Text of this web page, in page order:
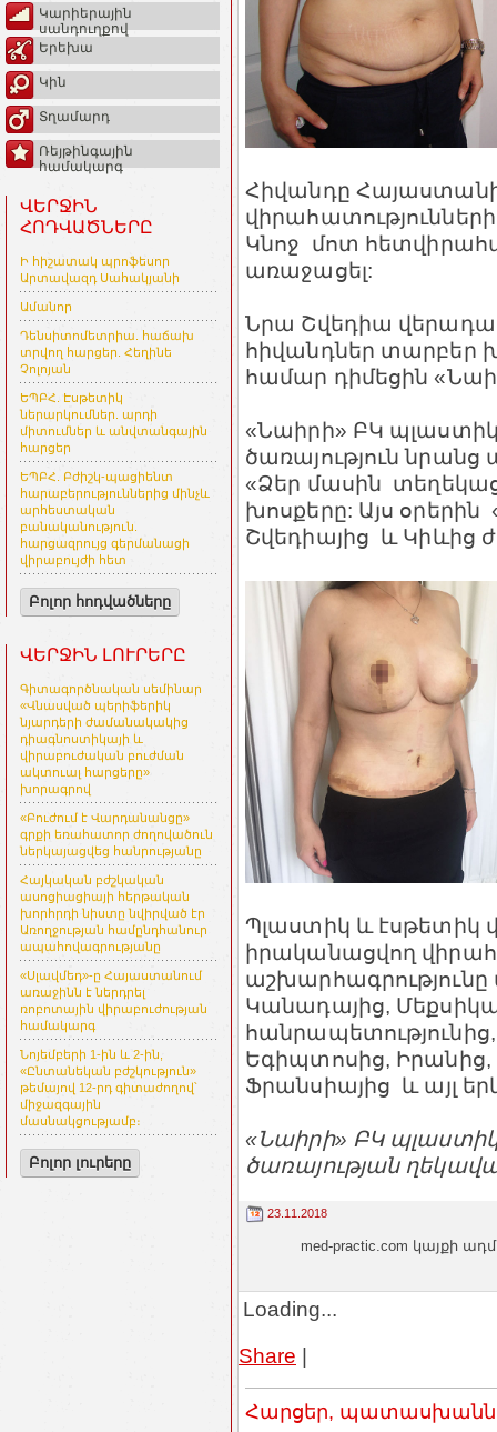
Կարիերային
սանդուղքով
Երեխա
Կին
Տղամարդ
Ռեյթինգային
համակարգ
ՎԵՐՋԻՆ
ՀՈԴՎԱԾՆԵՐԸ
Ի հիշատակ պրոֆեսոր
Արտավազդ Սահակյանի
Ամանոր
Դենսիտոմետրիա. հաճախ
տրվող հարցեր. Հեղինե
Չոլոյան
ԵՊԲՀ. Էսթետիկ
ներարկումներ. արդի
միտումներ և անվտանգային
հարցեր
ԵՊԲՀ. Բժիշկ-պացիենտ
հարաբերություններից մինչև
արհեստական
բանականություն.
հարցազրույց գերմանացի
վիրաբույժի հետ
Բոլոր հոդվածները
ՎԵՐՋԻՆ ԼՈՒՐԵՐԸ
Գիտագործնական սեմինար
«Վնասված պերիֆերիկ
նյարդերի ժամանակակից
դիագնոստիկայի և
վիրաբուժական բուժման
ակտուալ հարցերը»
խորագրով
«Բուժում է Վարդանանցը»
գրքի եռահատոր ժողովածուն
ներկայացվեց հանրությանը
Հայկական բժշկական
ասոցիացիայի հերթական
խորհրդի նիստը նվիրված էր
Առողջության համընդհանուր
ապահովագրությանը
«Սլավմեդ»-ը Հայաստանում
առաջինն է ներդրել
ռոբոտային վիրաբուժության
համակարգ
Նոյեմբերի 1-ին և 2-ին,
«Ընտանեկան բժշկություն»
թեմայով 12-րդ գիտաժողով՝
միջազգային
մասնակցությամբ։
Բոլոր լուրերը
Հիվանդը
Կնոջ մոտ
առաջացել:
Նրա Շվեդիա
հիվանդներ տարբեր
համար դիմեցին
«Նաիրի» ԲԿ
ծառայություն
«Ձեր մասին
խոսքերը: Այս
Շվեդիայից և Կիևից
Պլաստիկ և էսթետիկ
իրականացվող
աշխարհագրությունը
Կանադայից,
Եգիպտոսից, Իրանից,
Ֆրանսիայից և այլ
«Նաիրի» ԲԿ
ծառայության
23.11.2018
med-practic.com կայքի
Loading...
Share |
Հարցեր,